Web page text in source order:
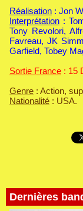
Dernières
Réalisation : Jon
Interprétation :
Tony Revolori,
Favreau, JK
Garfield, Tobey
Sortie France : 15
Genre : Action,
Nationalité : USA.